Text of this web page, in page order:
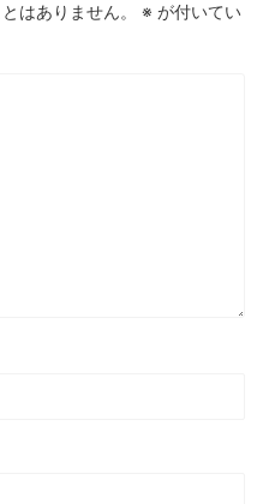
はありません。 ※ が付いてい